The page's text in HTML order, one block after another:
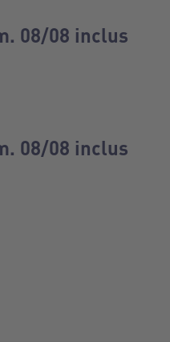
08/08 inclus
08/08 inclus